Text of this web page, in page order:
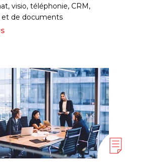
visio, téléphonie, CRM,
et de documents